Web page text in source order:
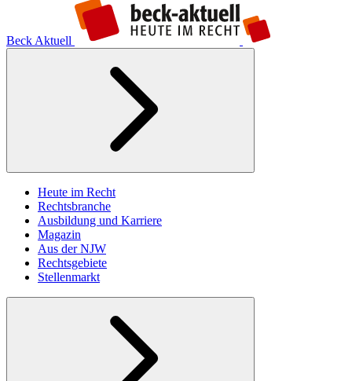
Beck Aktuell
Heute im Recht
Rechtsbranche
Ausbildung und Karriere
Magazin
Aus der NJW
Rechtsgebiete
Stellenmarkt